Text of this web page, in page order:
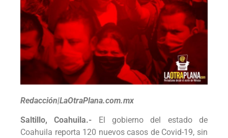
Redacción|LaOtraPlana.com.mx
Saltillo, Coahuila.- El gobierno del estado de
Coahuila reporta 120 nuevos casos de Covid-19, sin